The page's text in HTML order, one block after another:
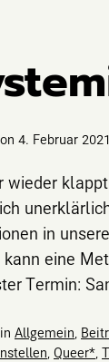
4. Februar 2021
wieder
in
eine
Termin:
Allgemein
Queer*